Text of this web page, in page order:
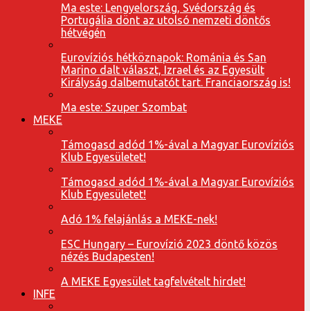
Ma este: Lengyelország, Svédország és
Portugália dönt az utolsó nemzeti döntős
hétvégén
Eurovíziós hétköznapok: Románia és San
Marino dalt választ, Izrael és az Egyesült
Királyság dalbemutatót tart. Franciaország is!
Ma este: Szuper Szombat
MEKE
Támogasd adód 1%-ával a Magyar Eurovíziós
Klub Egyesületet!
Támogasd adód 1%-ával a Magyar Eurovíziós
Klub Egyesületet!
Adó 1% felajánlás a MEKE-nek!
ESC Hungary – Eurovízió 2023 döntő közös
nézés Budapesten!
A MEKE Egyesület tagfelvételt hirdet!
INFE